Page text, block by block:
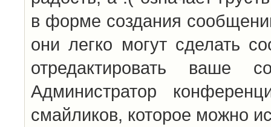
в форме создания
они легко могут сделать
отредактировать ваше
Администратор
смайликов, которое можно